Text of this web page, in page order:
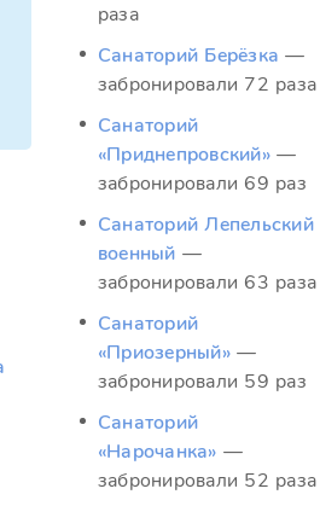
раза
Санаторий Берёзка —
забронировали 72 раза
Санаторий
«Приднепровский» —
забронировали 69 раз
Санаторий Лепельский
военный —
забронировали 63 раза
Санаторий
«Приозерный» —
забронировали 59 раз
Санаторий
«Нарочанка» —
забронировали 52 раза